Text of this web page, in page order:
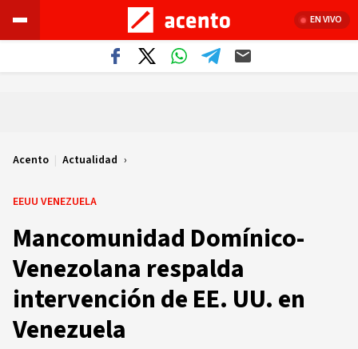
EN VIVO
Acento | Actualidad
EEUU VENEZUELA
Mancomunidad Domínico-
Venezolana respalda
intervención de EE. UU. en
Venezuela